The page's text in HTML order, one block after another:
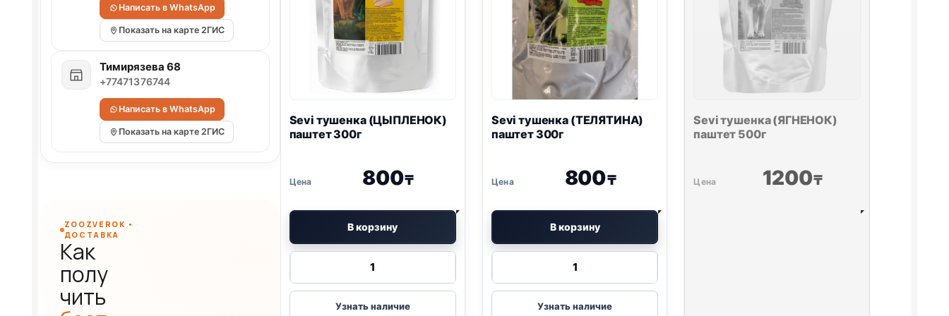
Sevi тушенка (ЦЫПЛЕНОК)
паштет 300г
800₸
В корзину
товара
Sevi
тушенка
Узнать наличие
Sevi тушенка (ТЕЛЯТИНА)
паштет 300г
800₸
В корзину
товара
Sevi
тушенка
Узнать наличие
Sevi тушенка (ЯГНЕНОК)
паштет 500г
1200₸
Написать в WhatsApp
Показать на карте 2ГИС
Тимирязева 68
+77471376744
Написать в WhatsApp
Показать на карте 2ГИС
ZOOZVEROK •
ДОСТАВКА
Как
полу
чить